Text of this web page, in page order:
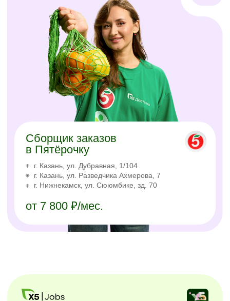
Самостоятельное планирование смен
Простая регистрация
Заполните анкету и начинайте
уже завтра. Без посещения офиса
и собеседований